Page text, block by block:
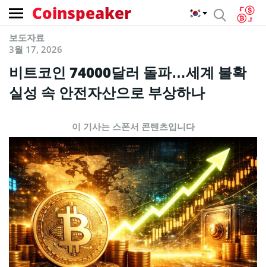
Coinspeaker
보도자료
3월 17, 2026
비트코인 74000달러 돌파…세계 불확
실성 속 안전자산으로 부상하나
이 기사는 스폰서 콘텐츠입니다